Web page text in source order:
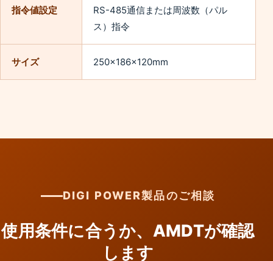
指令値設定
RS-485通信または周波数（パル
ス）指令
サイズ 250×186×120mm
DIGI POWER製品のご相談
使用条件に合うか、AMDTが確認
します